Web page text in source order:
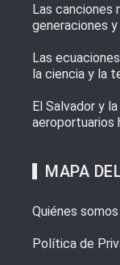
Las canciones
generaciones
Las
la ciencia y la
El Salvador y
aeroportuarios
MAPA
Quiénes somos
Política de